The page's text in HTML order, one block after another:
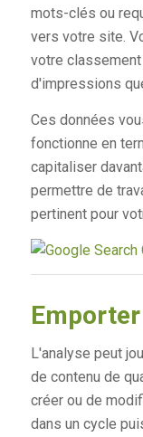
mots-clés ou
vers votre site.
votre
d'impressions
Ces données
fonctionne en
capitaliser
permettre de
pertinent pour
Emporter
L'analyse peut
de contenu de
créer ou de
dans un cycle